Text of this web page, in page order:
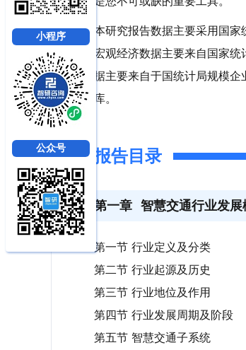
本研究报告数据主要采用国
宏观经济数据主要来自国家
据主要来自于国统计局规模
库。
报告目录
第一章 智慧交通行业发展
第一节 行业定义及分类
第二节 行业起源及历史
第三节 行业地位及作用
第四节 行业发展周期及阶段
第五节 智慧交通子系统
小程序
公众号